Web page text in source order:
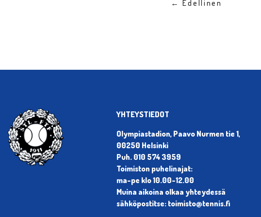
← Edellinen
YHTEYSTIEDOT
Olympiastadion, Paavo Nurmen tie 1,
00250 Helsinki
Puh. 010 574 3959
Toimiston puhelinajat:
ma-pe klo 10.00-12.00
Muina aikoina olkaa yhteydessä
sähköpostitse: toimisto@tennis.fi